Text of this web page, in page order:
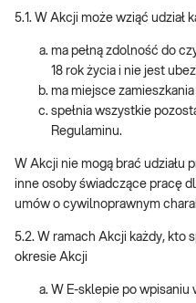
5.1. W Akcji może wziąć udział
ma pełną zdolność do
18 rok życia i nie jest
ma miejsce
spełnia wszystkie
Regulaminu.
W Akcji nie mogą brać udziału
inne osoby świadczące pracę
umów o cywilnoprawnym
5.2. W ramach Akcji każdy, kto
okresie Akcji
W E-sklepie po wpisaniu